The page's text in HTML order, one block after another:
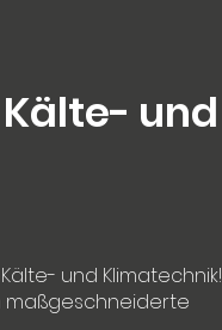
und
und Klimatechnik!
maßgeschneiderte